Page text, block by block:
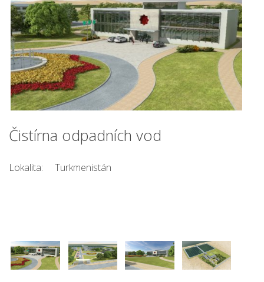
Čistírna odpadních vod
Lokalita: Turkmenistán